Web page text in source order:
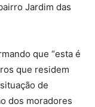
Jardim das
que “esta é
que residem
de
dos moradores